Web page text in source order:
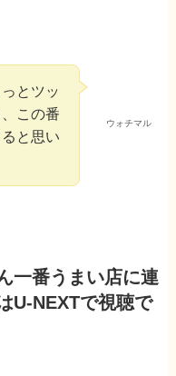
ウォチマル
とツッ
この番
と思い
一番うまい店に連
U-NEXTで視聴で